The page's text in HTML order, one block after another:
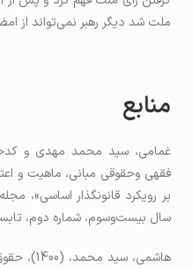
ملت شد دیگر رهبر نمی‌تواند از
منابع
فقهي وحقوقي مباني، ماهیت و
سال بیست‌وسوم، شماره دوم،
هاشمی،